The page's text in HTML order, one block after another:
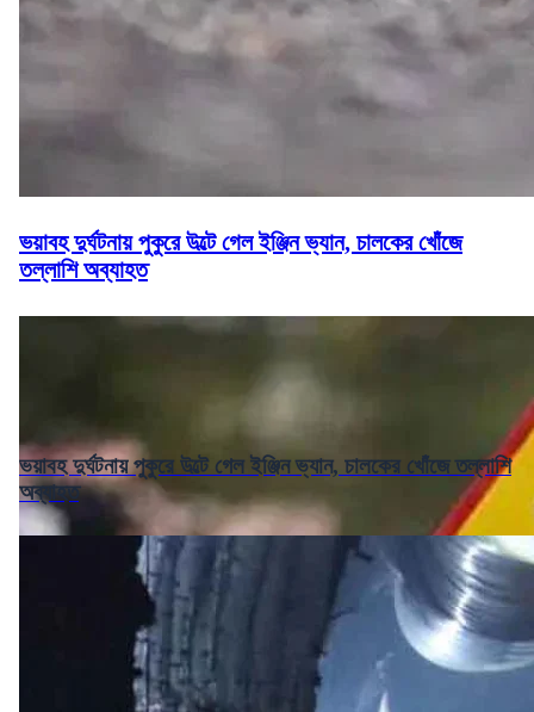
ভয়াবহ দুর্ঘটনায় পুকুরে উল্টে গেল ইঞ্জিন ভ্যান, চালকের খোঁজে
তল্লাশি অব্যাহত
ভয়াবহ দুর্ঘটনায় পুকুরে উল্টে গেল ইঞ্জিন ভ্যান, চালকের খোঁজে তল্লাশি
অব্যাহত